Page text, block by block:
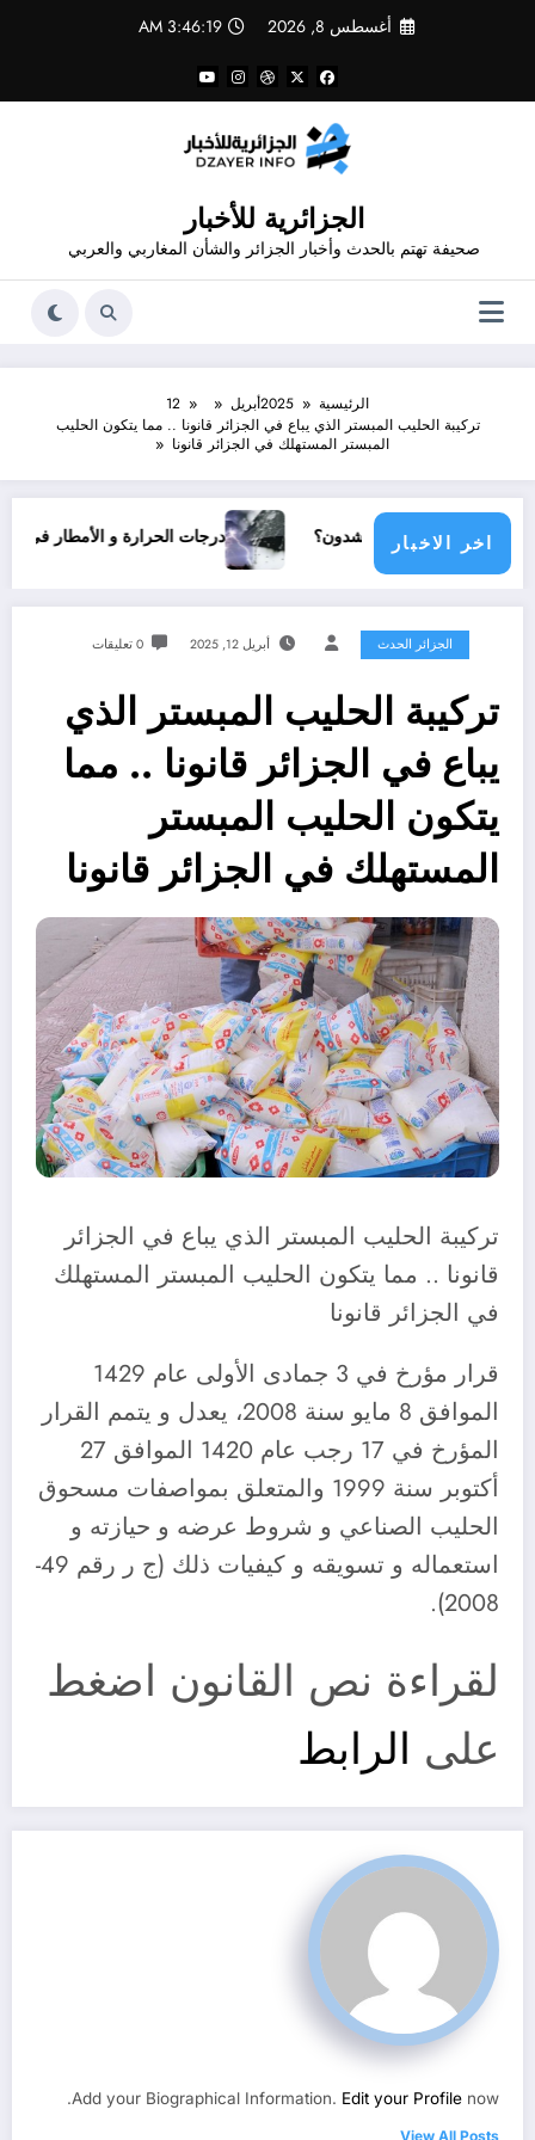
أغسطس 8, 2026 3:46:19 AM
الجزائرية للأخبار
صحيفة تهتم بالحدث وأخبار الجزائر والشأن المغاربي والعربي
الرئيسية 2025أبريل
12
تركيبة الحليب المبستر الذي يباع في الجزائر قانونا .. مما يتكون الحليب
المبستر المستهلك في الجزائر قانونا
اخر الاخبار
دولي يناشدون؟ درجات الحرارة و الأمطار في سبتمبر 2026 في الجزائر
الجزائر الحدث أبريل 12, 2025 0 تعليقات
تركيبة الحليب المبستر الذي
يباع في الجزائر قانونا .. مما
يتكون الحليب المبستر
المستهلك في الجزائر قانونا
تركيبة الحليب المبستر الذي يباع في الجزائر
قانونا .. مما يتكون الحليب المبستر المستهلك
في الجزائر قانونا
قرار مؤرخ في 3 جمادى الأولى عام 1429
الموافق 8 مايو سنة 2008، يعدل و يتمم القرار
المؤرخ في 17 رجب عام 1420 الموافق 27
أكتوبر سنة 1999 والمتعلق بمواصفات مسحوق
الحليب الصناعي و شروط عرضه و حيازته و
استعماله و تسويقه و كيفيات ذلك (ج ر رقم 49-
2008).
لقراءة نص القانون اضغط
على الرابط
Add your Biographical Information. Edit your Profile now.
View All Posts